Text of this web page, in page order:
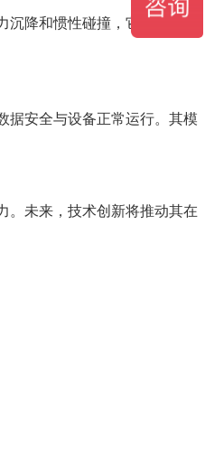
降和惯性碰撞，它捕捉5-
据安全与设备正常运行。其模
。未来，技术创新将推动其在